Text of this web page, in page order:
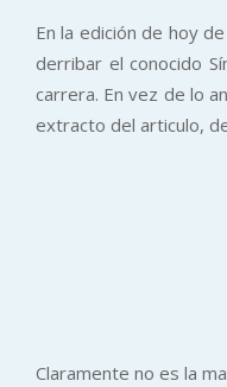
En la edición de hoy
derribar el conocido
carrera. En vez de lo
extracto del articulo,
Claramente no es la